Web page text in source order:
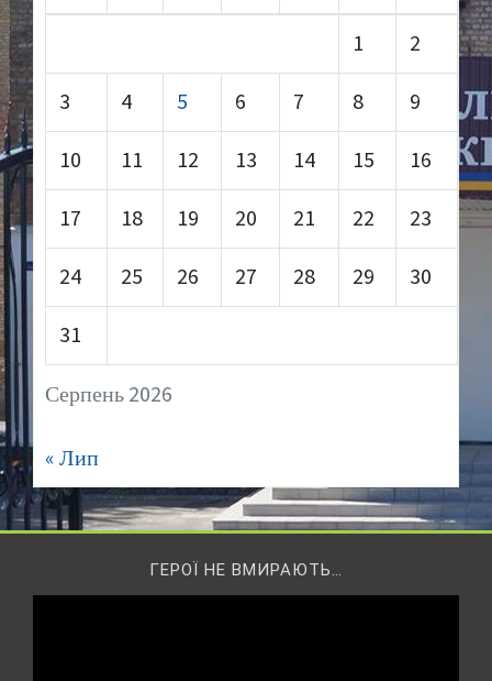
Серпень 2026
1 2
3 4 5 6 7 8 9
10 11 12 13 14 15 16
17 18 19 20 21 22 23
24 25 26 27 28 29 30
31
« Лип
ГЕРОЇ НЕ ВМИРАЮТЬ…